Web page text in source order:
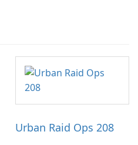
Urban Raid Ops 208